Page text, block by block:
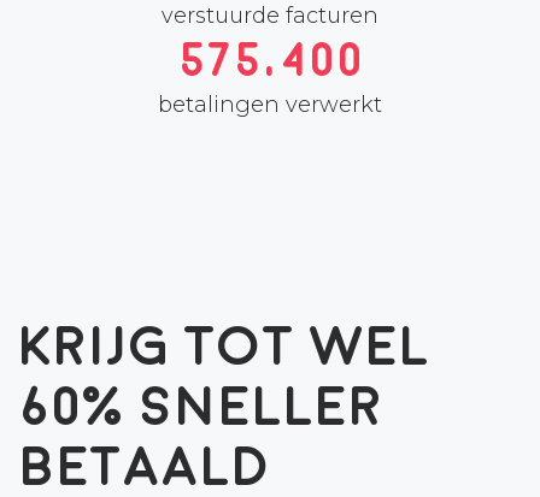
verstuurde facturen
575,400
betalingen verwerkt
Krijg tot wel
60% sneller
betaald